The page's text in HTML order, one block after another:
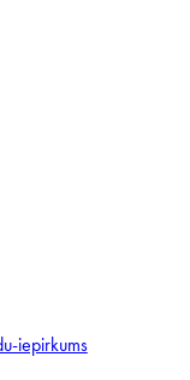
iepirkums